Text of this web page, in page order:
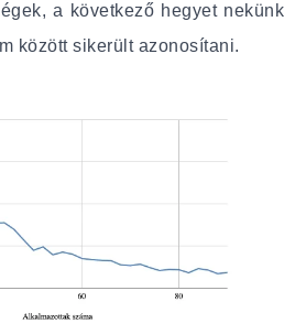
a következő hegyet nekünk
között sikerült azonosítani.